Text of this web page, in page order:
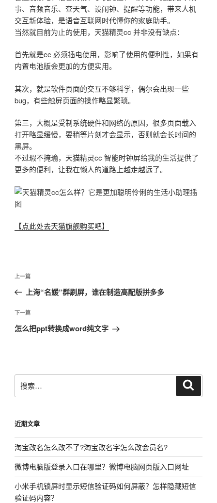
事、音频音乐、查天气、设闹钟、提醒等功能，带来人机
交互新体验，是语音互联网时代懂你的家庭助手。
当然就目前为止的使用，天猫精灵cc 并非没有缺点：
首先就是cc 必须插电使用，影响了使用的便利性，如果有
内置电池版会更加的方便实用。
其次，就是软件页面的交互不够科学，偶尔会出现一些
bug，有些触屏页面的操作略显繁琐。
第三，大概是受制系统硬件和网络的原因，很多页面载入
打开略显缓慢，要稍等片刻才会显示，否则就会长时间的
黑屏。
不过瑕不掩瑜，天猫精灵cc 智能时钟屏给我的生活提供了
更多的便利，让我在懒人的道路上越走越远了。
【点此处去天猫旗舰购买吧】
文
导
航
上
一
文
章
上一篇
上海“名媛”群刷屏，谁在制造高配版拼多多
下
一
下一篇
怎么把ppt转换成word纯文字
搜
索：
近期文章
淘宝改名怎么改不了?淘宝改名字怎么改会员名?
微博电脑版登录入口在哪里？微博电脑网页版入口网址
小米手机锁屏时显示短信验证码如何屏蔽？怎样隐藏短信
验证码内容？